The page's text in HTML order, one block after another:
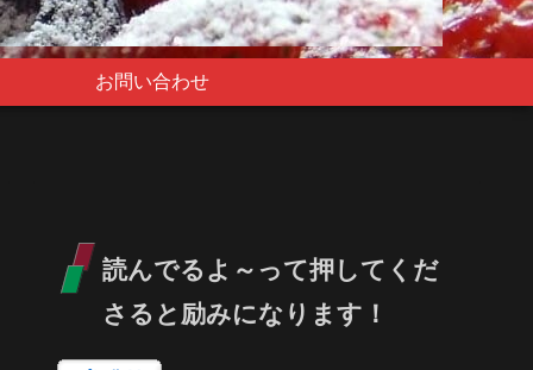
お問い合わせ
読んでるよ～って押してくだ
さると励みになります！